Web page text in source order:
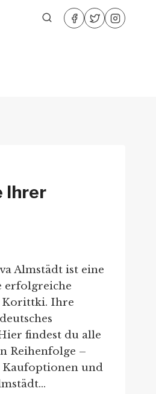
Ihrer
Almstädt ist eine
erfolgreiche
Korittki. Ihre
findest du alle
Reihenfolge –
Kaufoptionen und